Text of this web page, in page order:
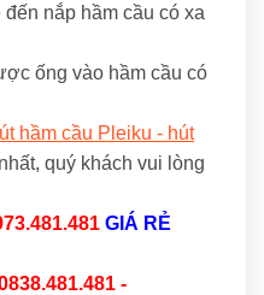
nắp hầm cầu có xa
ống vào hầm cầu có
hầm cầu Pleiku - hút
quý khách vui lòng
GIÁ RẺ
-